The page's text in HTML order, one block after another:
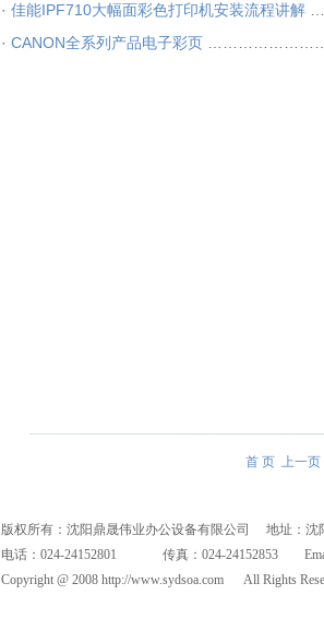
· 佳能IPF710大幅面彩色打印机安装流程讲解
· CANON全系列产品电子彩页
首 页 上一页
版权所有：沈阳鼎晟伟业办公设备有限公司 地址：沈
电话：024-24152801 传真：024-24152853 Email
Copyright @ 2008 http://www.sydsoa.com All Rights